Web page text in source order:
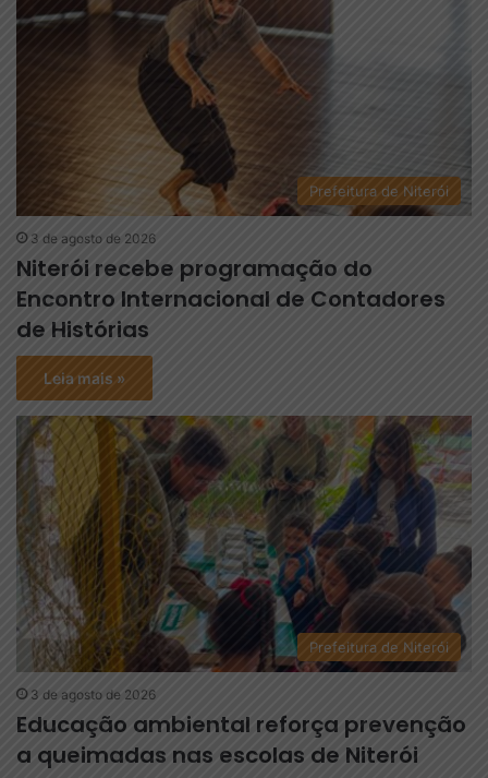
Prefeitura de Niterói
3 de agosto de 2026
Niterói recebe programação do
Encontro Internacional de Contadores
de Histórias
Leia mais »
Prefeitura de Niterói
3 de agosto de 2026
Educação ambiental reforça prevenção
a queimadas nas escolas de Niterói